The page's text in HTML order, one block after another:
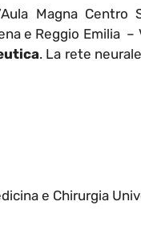
Magna
e Reggio Emilia –
. La rete
e Chirurgia